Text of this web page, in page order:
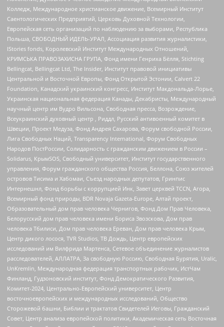
Колледж, Международное христианское движение, Всемирный Институт
Саентологических Предприятий, Церковь Духовной Технологии,
Европейская сеть организаций по наблюдению за выборами, Республика
Польша, СВОБОДНЫЙ ИДЕЛЬ-УРАЛ, Ассоциация развития журналистики,
IStories fonds, Королевский Институт Международных Отношений,
КРИМСЬКА ПРАВОЗАХИСНА ГРУПА, Фонд имени Генриха Бёлля, Stichting
Bellingcat, Bellingcat Ltd, The Insider, Институт правовой инициативы
Центральной и Восточной Европы, Фонд Открытой Эстонии, Calvert 22
Foundation, Канадский украинский конгресс, Институт Макдональда-Лорье,
Украинская национальная федерация Канады, Декабристы, Международный
научный центр им Вудро Вильсона, Свободная пресса, Возрождение,
Всеукраинский духовный центр , Риддл, Русский антивоенный комитет в
Швеции, Проект Медуза, Фонд Андрея Сахарова, Форум свободной России,
Лига Свободных Наций, Transparеncy International, Форум Свободных
Народов ПостРоссии, Солидарность с гражданским движением в России –
Solidarus, КрымSOS, Свободный университет, Институт государственного
управления, Форум гражданского общества Россия, Беллона, Союз жителей
островов Тисима и Хабомаи, Съезд народных депутатов, Гринпис
Интернешнл, Фонд борьбы с коррупцией Инк, Завет церквей TCCN, Агора,
Всемирный фонд природы, BDR Novaja Gazeta-Europe, Алтай проект,
Образовательный дом прав человека Чернигов, Фонд Дом Прав Человека,
Белорусский дом прав человека имени Бориса Звозскова, Дом прав
человека Тбилиси, Дом прав человека Ереван, Дом прав человека Крым,
Центр дикого лосося, TVR Studios, ТВ Дождь, Центр европейских
исследований им Вилфрида Мартенса, Сетевое объединение журналистов
расследователей, АЛЛАТРА, За свободную Россию, Свободная Бурятия, Uralic,
UnKremlin, Международная федерация транспортных рабочих, ИстЧам
Финланд, Гудзоновский институт, Фонд Демократического Развития,
Комитет-2024, Центрально-Европейский университет, Центр
восточноевропейских и международных исследований, Общество
Сторожевой башни, Библии и трактатов Свидетелей Иеговы, Гражданский
Совет, Центр анализа европейской политики, Академическая сеть Восточная